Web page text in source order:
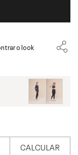
o look
CALCULAR